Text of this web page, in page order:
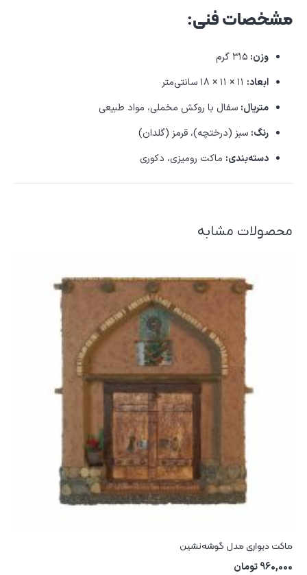
مشخصات فنی:
وزن:
ابعاد:
متریال: سفال با روکش مخملی، مواد طبیعی
رنگ: سبز (درختچه)، قرمز (گلدان)
دسته‌بندی: ماکت رومیزی، دکوری
محصولات مشابه
ماکت دیواری مدل گوشه‌نشین
960,000تومان